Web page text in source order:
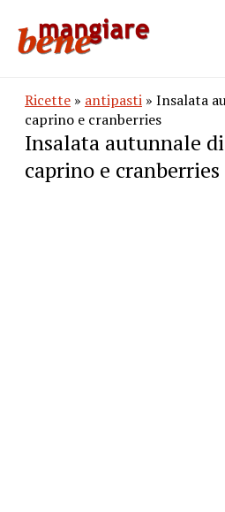
Ricette » antipasti » Insalata
caprino e cranberries
Insalata autunnale
caprino e cranberries